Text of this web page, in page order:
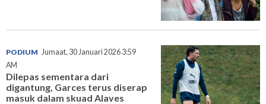
PODIUM Jumaat, 30 Januari 2026 3:59
AM
Dilepas sementara dari
digantung, Garces terus diserap
masuk dalam skuad Alaves